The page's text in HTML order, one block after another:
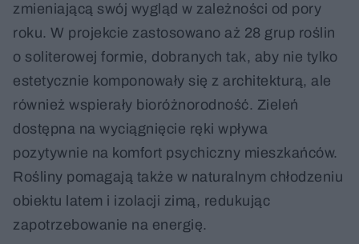
zmieniającą swój wygląd w zależności od pory
roku. W projekcie zastosowano aż 28 grup roślin
o soliterowej formie, dobranych tak, aby nie tylko
estetycznie komponowały się z architekturą, ale
również wspierały bioróżnorodność. Zieleń
dostępna na wyciągnięcie ręki wpływa
pozytywnie na komfort psychiczny mieszkańców.
Rośliny pomagają także w naturalnym chłodzeniu
obiektu latem i izolacji zimą, redukując
zapotrzebowanie na energię.